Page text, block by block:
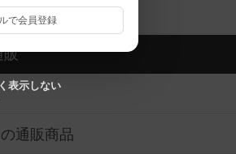
で会員登録
表示しない
内
販
通販商品